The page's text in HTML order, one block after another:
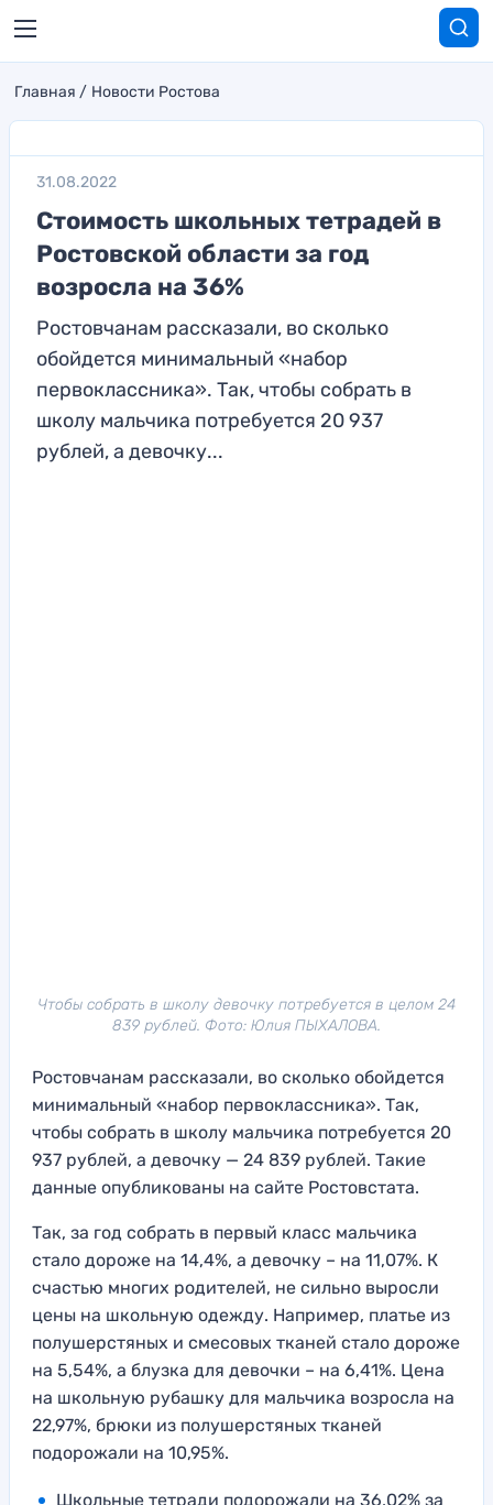
Главная Новости Ростова
31.08.2022
Стоимость школьных тетрадей в
Ростовской области за год
возросла на 36%
Ростовчанам рассказали, во сколько
обойдется минимальный «набор
первоклассника». Так, чтобы собрать в
школу мальчика потребуется 20 937
рублей, а девочку...
Чтобы собрать в школу девочку потребуется в целом 24
839 рублей. Фото: Юлия ПЫХАЛОВА.
Ростовчанам рассказали, во сколько обойдется
минимальный «набор первоклассника». Так,
чтобы собрать в школу мальчика потребуется 20
937 рублей, а девочку — 24 839 рублей. Такие
данные опубликованы на сайте Ростовстата.
Так, за год собрать в первый класс мальчика
стало дороже на 14,4%, а девочку – на 11,07%. К
счастью многих родителей, не сильно выросли
цены на школьную одежду. Например, платье из
полушерстяных и смесовых тканей стало дороже
на 5,54%, а блузка для девочки – на 6,41%. Цена
на школьную рубашку для мальчика возросла на
22,97%, брюки из полушерстяных тканей
подорожали на 10,95%.
Школьные тетради подорожали на 36,02% за